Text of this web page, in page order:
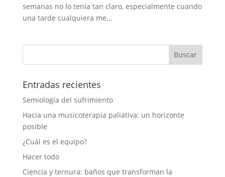
semanas no lo tenía tan claro, especialmente cuando
una tarde cualquiera me...
Entradas recientes
Semiología del sufrimiento
Hacia una musicoterapia paliativa: un horizonte
posible
¿Cuál es el equipo?
Hacer todo
Ciencia y ternura: baños que transforman la